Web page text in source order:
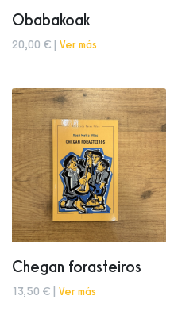
Obabakoak
20,00 € | Ver más
Chegan forasteiros
13,50 € | Ver más